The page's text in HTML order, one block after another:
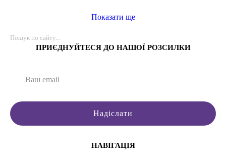
Показати ще
ПРИЄДНУЙТЕСЯ ДО НАШОЇ РОЗСИЛКИ
Надіслати
НАВІГАЦІЯ